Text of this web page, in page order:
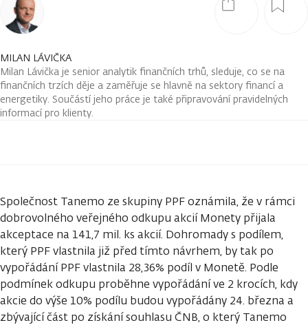
MILAN LÁVIČKA
Milan Lávička je senior analytik finančních trhů, sleduje, co se na
finančních trzích děje a zaměřuje se hlavně na sektory financí a
energetiky. Součástí jeho práce je také připravování pravidelných
informací pro klienty.
Společnost Tanemo ze skupiny PPF oznámila, že v rámci
dobrovolného veřejného odkupu akcií Monety přijala
akceptace na 141,7 mil. ks akcií. Dohromady s podílem,
který PPF vlastnila již před tímto návrhem, by tak po
vypořádání PPF vlastnila 28,36% podíl v Monetě. Podle
podmínek odkupu proběhne vypořádání ve 2 krocích, kdy
akcie do výše 10% podílu budou vypořádány 24. března a
zbývající část po získání souhlasu ČNB, o který Tanemo